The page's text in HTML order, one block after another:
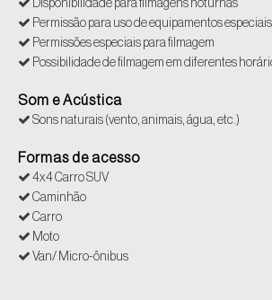
Disponibilidade para filmagens noturnas
Permissão para uso de equipamentos especiais
Permissões especiais para filmagem
Possibilidade de filmagem em diferentes
Som e Acústica
Sons naturais (vento, animais, água, etc.)
Formas de acesso
4x4 Carro SUV
Caminhão
Carro
Moto
Van/ Micro-ônibus